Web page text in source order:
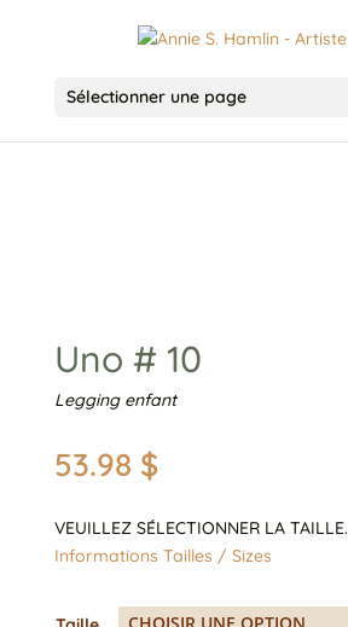
Sélectionner une page
Uno # 10
Legging enfant
53.98 $
VEUILLEZ SÉLECTIONNER LA TAILLE.
Informations Tailles / Sizes